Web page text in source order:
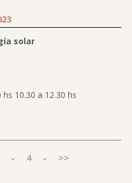
solar
hs 10.30 a 12.30 hs
- 4 - >>